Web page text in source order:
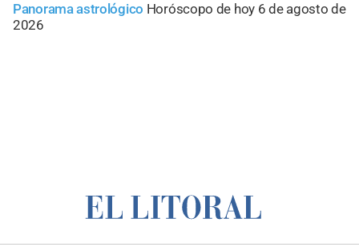
Panorama astrológico Horóscopo de hoy 6 de agosto de
2026